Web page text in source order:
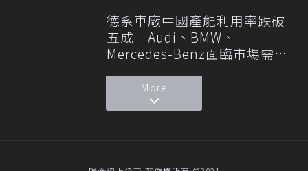
德系車廠中國產能利用率跌破
五成 Audi、BMW、
Mercedes-Benz面臨市場需求
More